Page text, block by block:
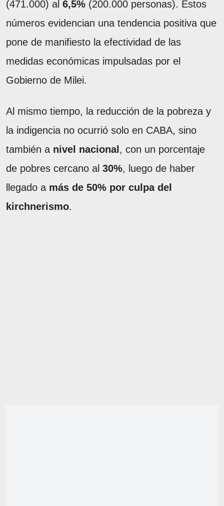
(471.000) al 6,5% (200.000 personas). Estos
números evidencian una tendencia positiva que
pone de manifiesto la efectividad de las
medidas económicas impulsadas por el
Gobierno de Milei.
Al mismo tiempo, la reducción de la pobreza y
la indigencia no ocurrió solo en CABA, sino
también a nivel nacional , con un porcentaje
de pobres cercano al 30%, luego de haber
llegado a más de 50% por culpa del
kirchnerismo.